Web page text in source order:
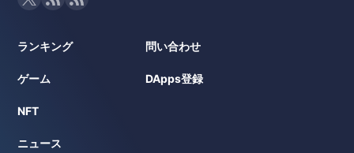
ランキング
ゲーム
NFT
ニュース
問い合わせ
DApps登録